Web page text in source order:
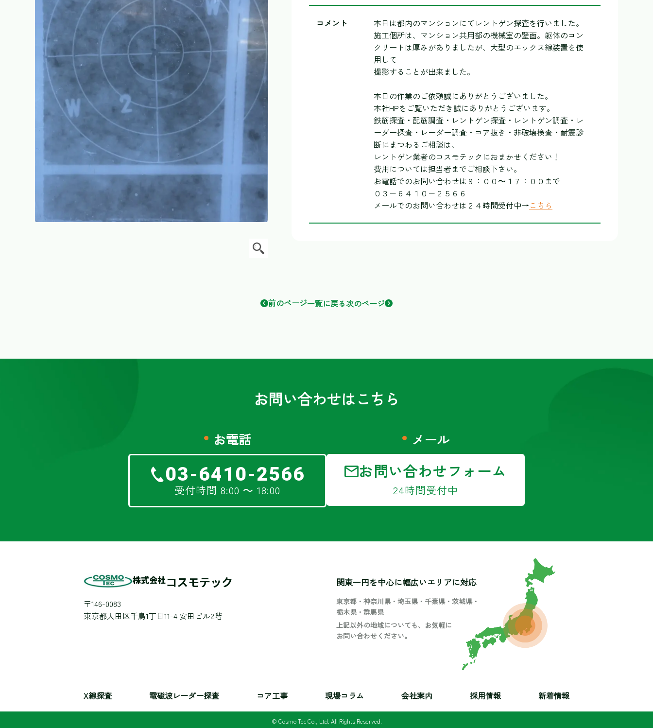
コメント
本日は都内のマンションにてレントゲン探査を行いました。
施工個所は、マンション共用部の機械室の壁面。躯体のコン
クリートは厚みがありましたが、大型のエックス線装置を使
用して
撮影することが出来ました。
本日の作業のご依頼誠にありがとうございました。
本社HPをご覧いただき誠にありがとうございます。
鉄筋探査・配筋調査・レントゲン探査・レントゲン調査・レ
ーダー探査・レーダー調査・コア抜き・非破壊検査・耐震診
断にまつわるご相談は、
レントゲン業者のコスモテックにおまかせください！
費用については担当者までご相談下さい。
お電話でのお問い合わせは９：００～１７：００まで
０３－６４１０－２５６６
メールでのお問い合わせは２４時間受付中→こちら
前のページ一覧に戻る次のページ
お問い合わせはこちら
お電話
03-6410-2566
受付時間 8:00 ～ 18:00
メール
お問い合わせフォーム
24時間受付中
株式会社コスモテック
〒146-0083
東京都大田区千鳥1丁目11-4 安田ビル2階
関東一円を中心に幅広いエリアに対応
東京都・神奈川県・埼玉県・千葉県・茨城県・
栃木県・群馬県
上記以外の地域についても、 お気軽に
お問い合わせください。
X線探査 電磁波レーダー探査 コア工事 現場コラム 会社案内 採用情報 新着情報
© Cosmo Tec Co., Ltd. All Rights Reserved.